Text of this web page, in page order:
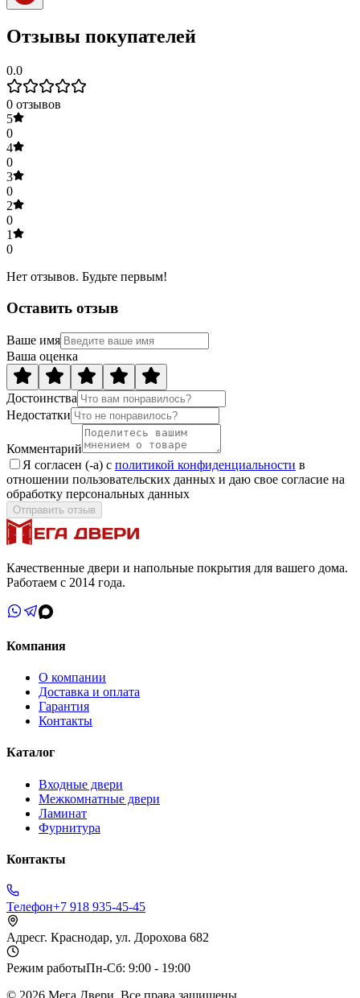
Отзывы покупателей
0.0
0 отзывов
5
0
4
0
3
0
2
0
1
0
Нет отзывов. Будьте первым!
Оставить отзыв
Ваше имя
Ваша оценка
Достоинства
Недостатки
Комментарий
Я согласен (-а) с политикой конфиденциальности в
отношении пользовательских данных и даю свое согласие на
обработку персональных данных
Отправить отзыв
Качественные двери и напольные покрытия для вашего дома.
Работаем с 2014 года.
Компания
О компании
Доставка и оплата
Гарантия
Контакты
Каталог
Входные двери
Межкомнатные двери
Ламинат
Фурнитура
Контакты
Телефон+7 918 935-45-45
Адресг. Краснодар, ул. Дорохова 682
Режим работыПн-Сб: 9:00 - 19:00